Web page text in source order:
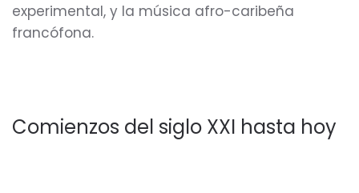
experimental, y la música afro-caribeña
francófona.
Comienzos del siglo XXI hasta hoy